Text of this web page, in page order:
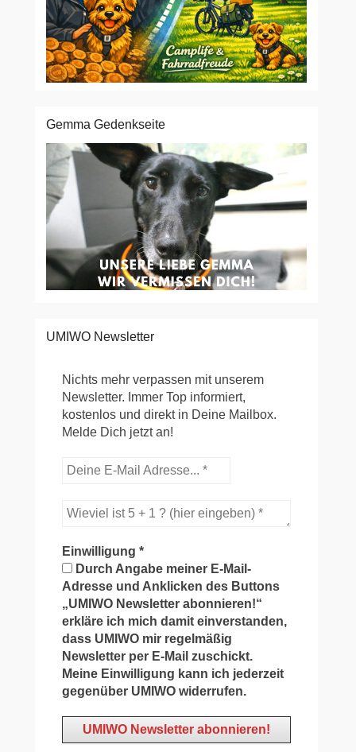
Gemma Gedenkseite
UMIWO Newsletter
Nichts mehr verpassen mit unserem
Newsletter. Immer Top informiert,
kostenlos und direkt in Deine Mailbox.
Melde Dich jetzt an!
Einwilligung*
Durch Angabe meiner E-Mail-
Adresse und Anklicken des Buttons
„UMIWO Newsletter abonnieren!“
erkläre ich mich damit einverstanden,
dass UMIWO mir regelmäßig
Newsletter per E-Mail zuschickt.
Meine Einwilligung kann ich jederzeit
gegenüber UMIWO widerrufen.